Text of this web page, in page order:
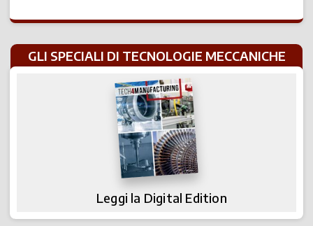
GLI SPECIALI DI TECNOLOGIE MECCANICHE
Leggi la Digital Edition